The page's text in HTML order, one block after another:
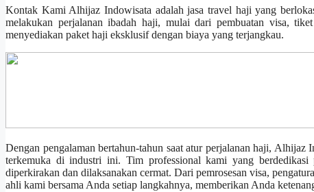
Kontak Kami Alhijaz Indowisata adalah jasa travel haji yang
melakukan perjalanan ibadah haji, mulai dari pembuatan visa,
menyediakan paket haji eksklusif dengan biaya yang terjangkau.
Dengan pengalaman bertahun-tahun saat atur perjalanan haji,
terkemuka di industri ini. Tim professional kami yang
diperkirakan dan dilaksanakan cermat. Dari pemrosesan visa,
ahli kami bersama Anda setiap langkahnya, memberikan Anda